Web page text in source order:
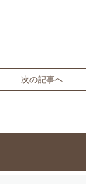
次の記事へ